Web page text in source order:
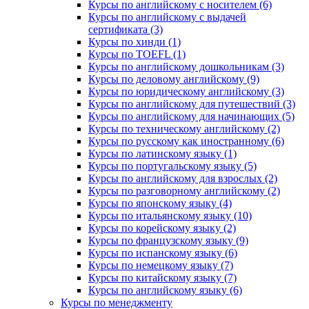
Курсы по английскому с носителем (6)
Курсы по английскому с выдачей
сертификата (3)
Курсы по хинди (1)
Курсы по TOEFL (1)
Курсы по английскому дошкольникам (3)
Курсы по деловому английскому (9)
Курсы по юридическому английскому (3)
Курсы по английскому для путешествий (3)
Курсы по английскому для начинающих (5)
Курсы по техническому английскому (2)
Курсы по русскому как иностранному (6)
Курсы по латинскому языку (1)
Курсы по португальскому языку (5)
Курсы по английскому для взрослых (2)
Курсы по разговорному английскому (2)
Курсы по японскому языку (4)
Курсы по итальянскому языку (10)
Курсы по корейскому языку (2)
Курсы по французскому языку (9)
Курсы по испанскому языку (6)
Курсы по немецкому языку (7)
Курсы по китайскому языку (7)
Курсы по английскому языку (6)
Курсы по менеджменту